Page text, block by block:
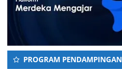
PROGRAM PENDAMPINGAN